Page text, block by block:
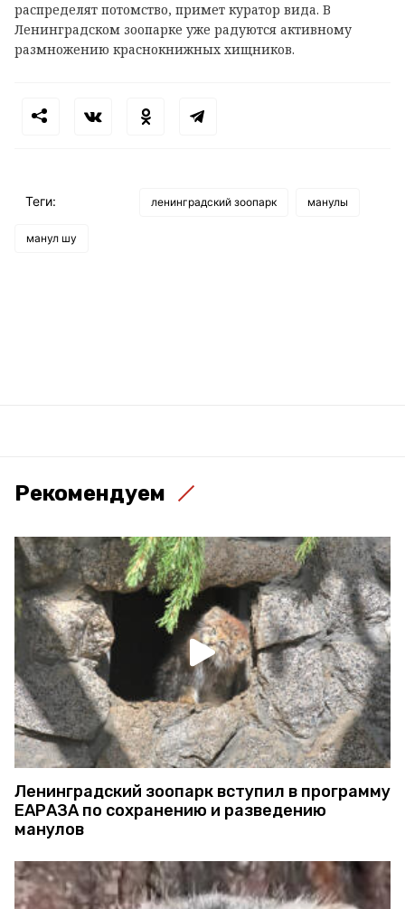
распределят потомство, примет куратор вида. В
Ленинградском зоопарке уже радуются активному
размножению краснокнижных хищников.
Теги: ленинградский зоопарк манулы
манул шу
Рекомендуем
Ленинградский зоопарк вступил в программу
ЕАРАЗА по сохранению и разведению
манулов